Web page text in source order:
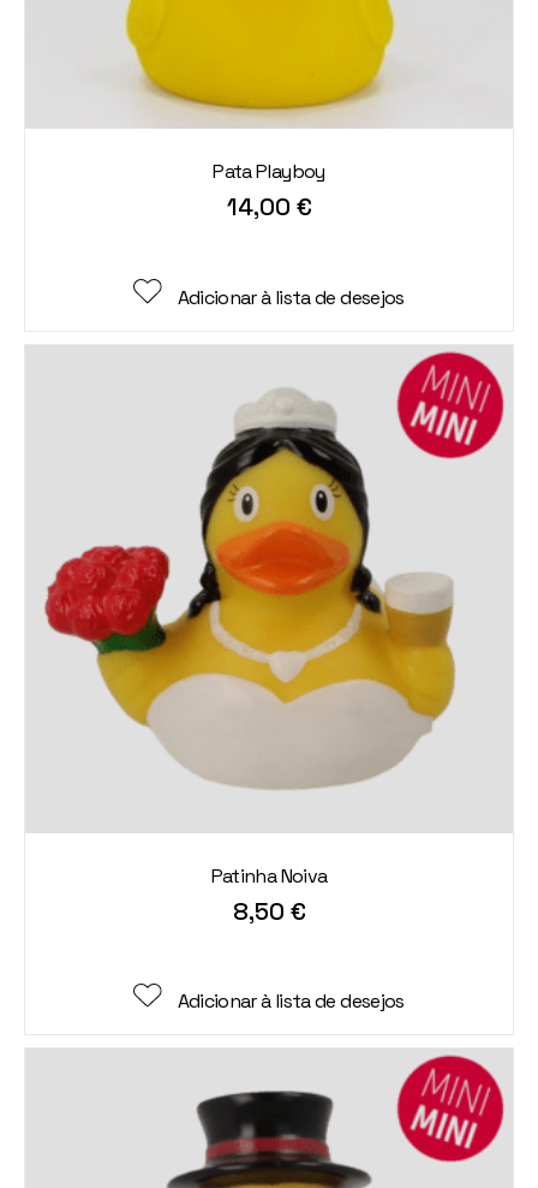
Pata Playboy
14,00 €
Adicionar à lista de desejos
Patinha Noiva
8,50 €
Adicionar à lista de desejos